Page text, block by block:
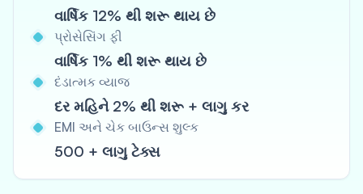
વાર્ષિક 12% થી શરૂ થાય છે
પ્રોસેસિંગ ફી
વાર્ષિક 1% થી શરૂ થાય છે
દંડાત્મક વ્યાજ
દર મહિને 2% થી શરૂ + લાગુ કર
EMI અને ચેક બાઉન્સ શુલ્ક
500 + લાગુ ટેક્સ